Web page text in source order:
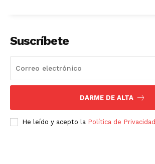
Suscríbete
DARME DE ALTA
He leído y acepto la Política de Privacidad